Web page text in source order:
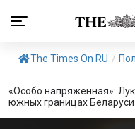
The Times On RU /
«Особо напряженная»:
южных границах Беларуси